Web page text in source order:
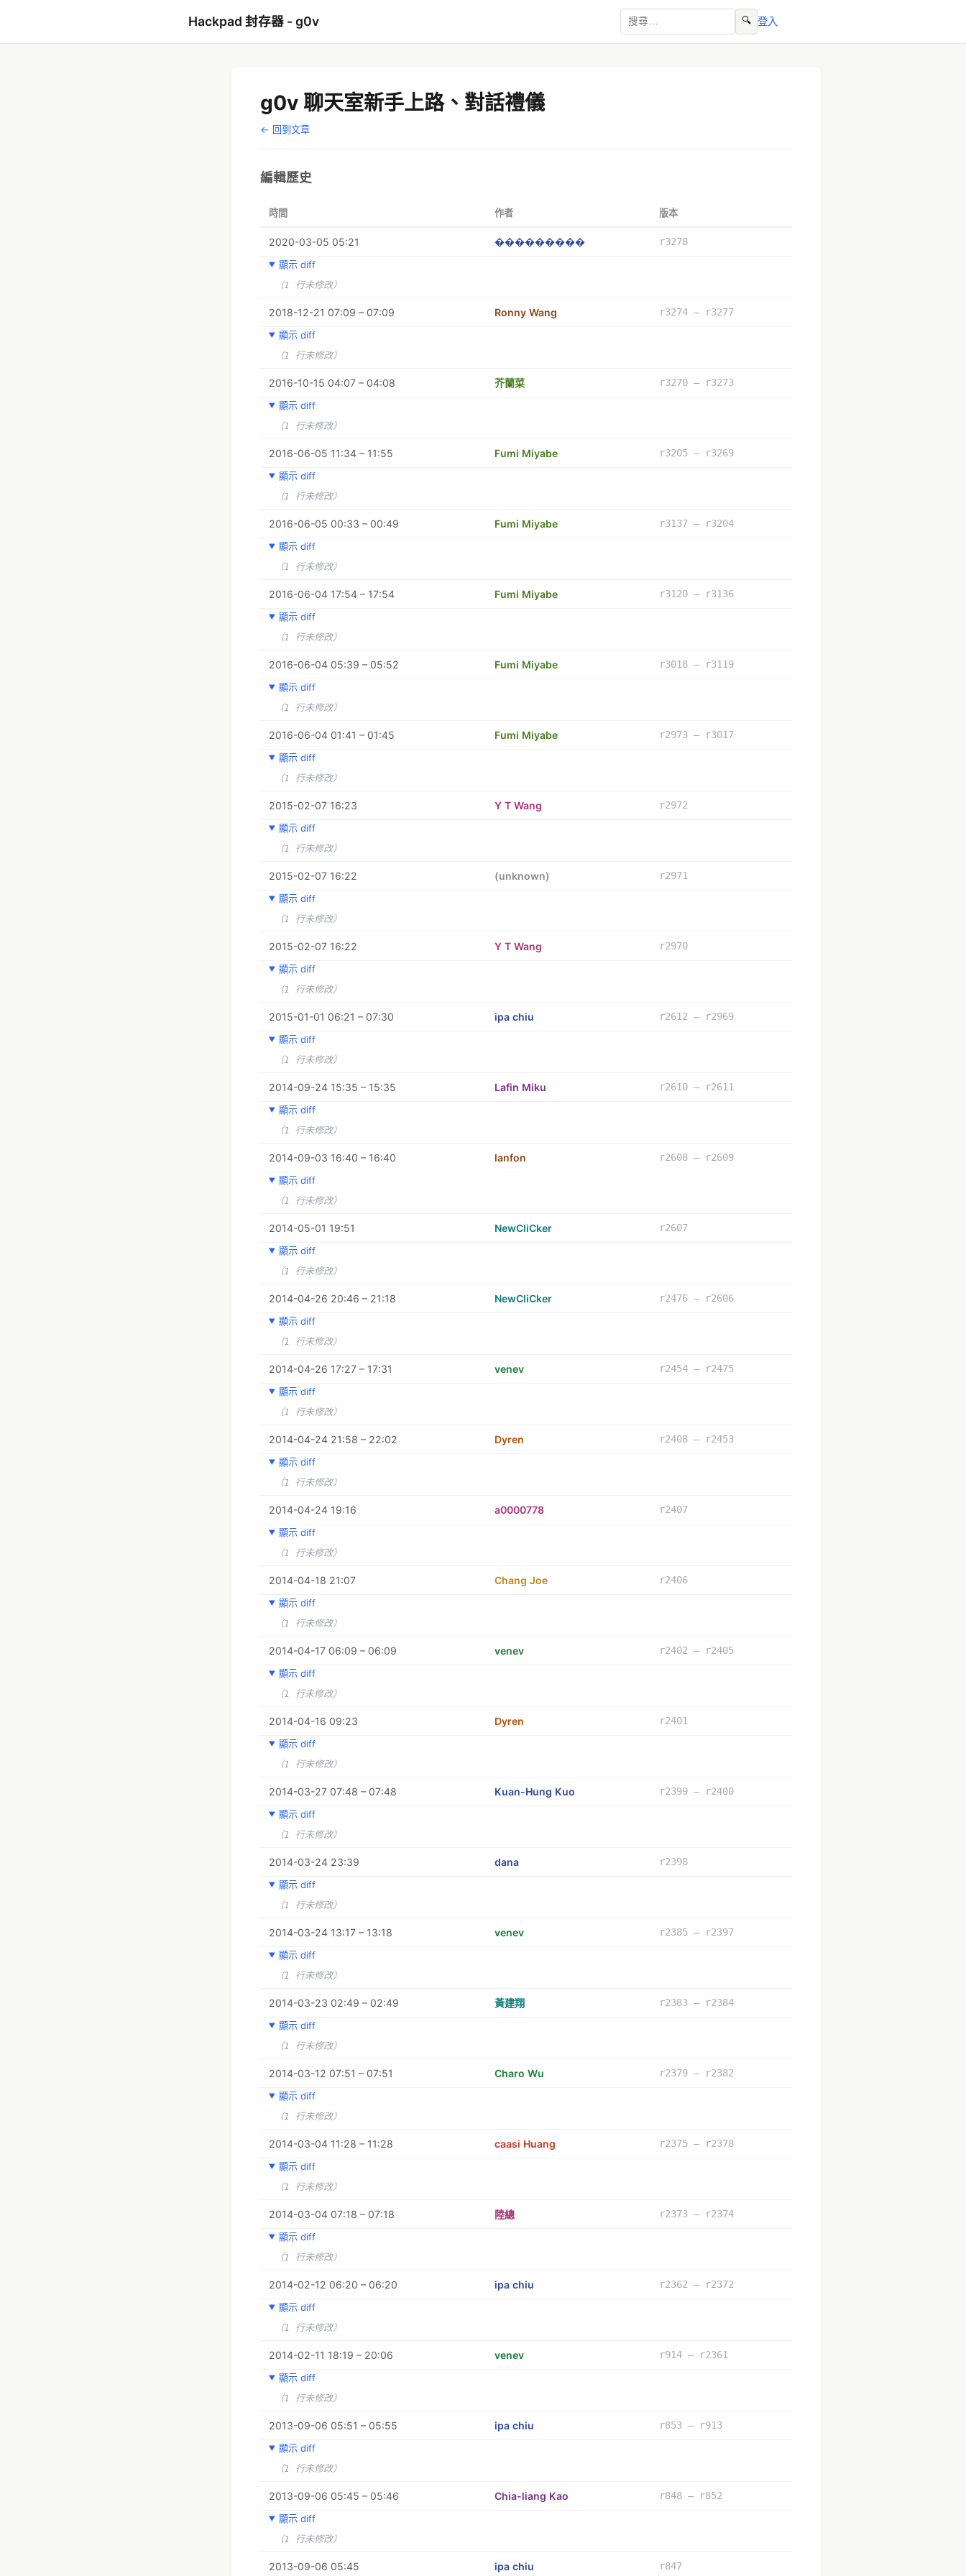
Hackpad 封存器 - g0v 🔍 登入
g0v 聊天室新手上路、對話禮儀
← 回到文章
編輯歷史
時間 作者 版本
2020-03-05 05:21 ���������
r3278
顯示 diff
（1 行未修改）
2018-12-21 07:09 – 07:09 Ronny Wang
r3274 – r3277
顯示 diff
（1 行未修改）
2016-10-15 04:07 – 04:08 芥蘭菜
r3270 – r3273
顯示 diff
（1 行未修改）
2016-06-05 11:34 – 11:55 Fumi Miyabe
r3205 – r3269
顯示 diff
（1 行未修改）
2016-06-05 00:33 – 00:49 Fumi Miyabe
r3137 – r3204
顯示 diff
（1 行未修改）
2016-06-04 17:54 – 17:54 Fumi Miyabe
r3120 – r3136
顯示 diff
（1 行未修改）
2016-06-04 05:39 – 05:52 Fumi Miyabe
r3018 – r3119
顯示 diff
（1 行未修改）
2016-06-04 01:41 – 01:45 Fumi Miyabe
r2973 – r3017
顯示 diff
（1 行未修改）
2015-02-07 16:23 Y T Wang
r2972
顯示 diff
（1 行未修改）
2015-02-07 16:22 (unknown)
r2971
顯示 diff
（1 行未修改）
2015-02-07 16:22 Y T Wang
r2970
顯示 diff
（1 行未修改）
2015-01-01 06:21 – 07:30 ipa chiu
r2612 – r2969
顯示 diff
（1 行未修改）
2014-09-24 15:35 – 15:35 Lafin Miku
r2610 – r2611
顯示 diff
（1 行未修改）
2014-09-03 16:40 – 16:40 lanfon
r2608 – r2609
顯示 diff
（1 行未修改）
2014-05-01 19:51 NewCliCker
r2607
顯示 diff
（1 行未修改）
2014-04-26 20:46 – 21:18 NewCliCker
r2476 – r2606
顯示 diff
（1 行未修改）
2014-04-26 17:27 – 17:31 venev
r2454 – r2475
顯示 diff
（1 行未修改）
2014-04-24 21:58 – 22:02 Dyren
r2408 – r2453
顯示 diff
（1 行未修改）
2014-04-24 19:16 a0000778
r2407
顯示 diff
（1 行未修改）
2014-04-18 21:07 Chang Joe
r2406
顯示 diff
（1 行未修改）
2014-04-17 06:09 – 06:09 venev
r2402 – r2405
顯示 diff
（1 行未修改）
2014-04-16 09:23 Dyren
r2401
顯示 diff
（1 行未修改）
2014-03-27 07:48 – 07:48 Kuan-Hung Kuo
r2399 – r2400
顯示 diff
（1 行未修改）
2014-03-24 23:39 dana
r2398
顯示 diff
（1 行未修改）
2014-03-24 13:17 – 13:18 venev
r2385 – r2397
顯示 diff
（1 行未修改）
2014-03-23 02:49 – 02:49 黃建翔
r2383 – r2384
顯示 diff
（1 行未修改）
2014-03-12 07:51 – 07:51 Charo Wu
r2379 – r2382
顯示 diff
（1 行未修改）
2014-03-04 11:28 – 11:28 caasi Huang
r2375 – r2378
顯示 diff
（1 行未修改）
2014-03-04 07:18 – 07:18 陸總
r2373 – r2374
顯示 diff
（1 行未修改）
2014-02-12 06:20 – 06:20 ipa chiu
r2362 – r2372
顯示 diff
（1 行未修改）
2014-02-11 18:19 – 20:06 venev
r914 – r2361
顯示 diff
（1 行未修改）
2013-09-06 05:51 – 05:55 ipa chiu
r853 – r913
顯示 diff
（1 行未修改）
2013-09-06 05:45 – 05:46 Chia-liang Kao
r848 – r852
顯示 diff
（1 行未修改）
2013-09-06 05:45 ipa chiu r847